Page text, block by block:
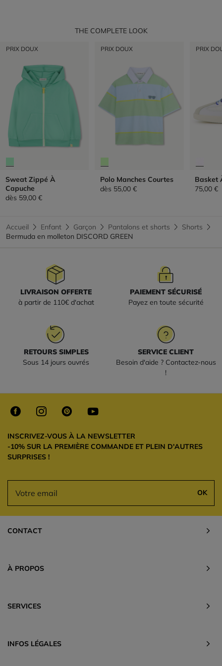
THE COMPLETE LOOK
PRIX DOUX
Sweat Zippé À
Capuche
dès 59,00 €
PRIX DOUX
Polo Manches Courtes
dès 55,00 €
PRIX
Basket
75,00 €
Accueil Enfant Garçon Pantalons et shorts
Shorts
Bermuda en molleton DISCORD GREEN
LIVRAISON OFFERTE
à partir de 110€ d'achat
PAIEMENT SÉCURISÉ
Payez en toute sécurité
RETOURS SIMPLES
Sous 14 jours ouvrés
SERVICE CLIENT
Besoin d'aide ? Contactez-nous
!
INSCRIVEZ-VOUS À LA NEWSLETTER
-10% SUR LA PREMIÈRE COMMANDE ET PLEIN D'AUTRES
SURPRISES !
OK
CONTACT
À PROPOS
SERVICES
INFOS LÉGALES